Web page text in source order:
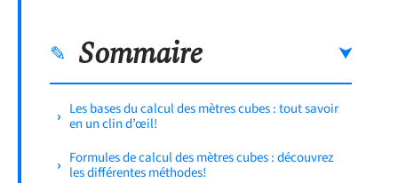
Sommaire
Les bases du calcul des mètres cubes : tout savoir
en un clin d’œil!
Formules de calcul des mètres cubes : découvrez
les différentes méthodes!